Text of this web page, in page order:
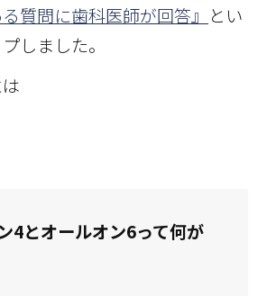
質問に歯科医師が回答』 とい
しました。
4とオールオン6って何が